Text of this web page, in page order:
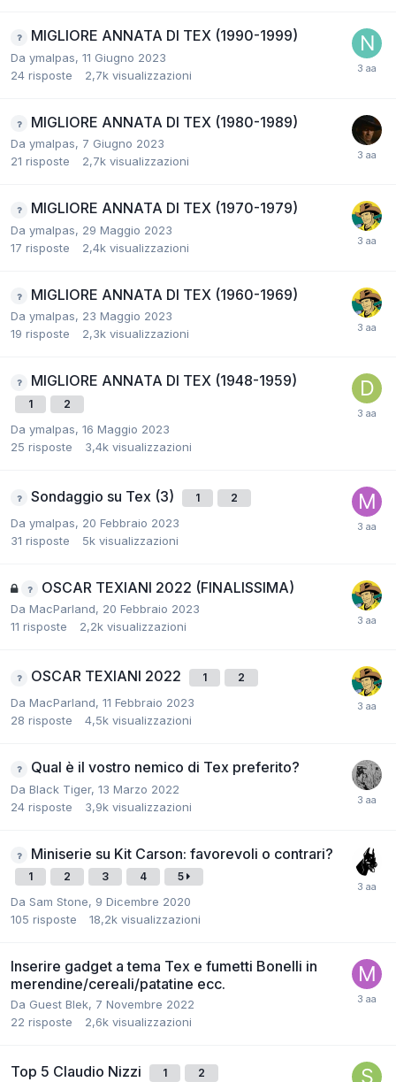
MIGLIORE ANNATA DI TEX (1990-1999)
Da ymalpas, 11 Giugno 2023
24 risposte 2,7k visualizzazioni
MIGLIORE ANNATA DI TEX (1980-1989)
Da ymalpas, 7 Giugno 2023
21 risposte 2,7k visualizzazioni
MIGLIORE ANNATA DI TEX (1970-1979)
Da ymalpas, 29 Maggio 2023
17 risposte 2,4k visualizzazioni
MIGLIORE ANNATA DI TEX (1960-1969)
Da ymalpas, 23 Maggio 2023
19 risposte 2,3k visualizzazioni
MIGLIORE ANNATA DI TEX (1948-1959)
1 2
Da ymalpas, 16 Maggio 2023
25 risposte 3,4k visualizzazioni
Sondaggio su Tex (3) 1 2
Da ymalpas, 20 Febbraio 2023
31 risposte 5k visualizzazioni
OSCAR TEXIANI 2022 (FINALISSIMA)
Da MacParland, 20 Febbraio 2023
11 risposte 2,2k visualizzazioni
OSCAR TEXIANI 2022 1 2
Da MacParland, 11 Febbraio 2023
28 risposte 4,5k visualizzazioni
Qual è il vostro nemico di Tex preferito?
Da Black Tiger, 13 Marzo 2022
24 risposte 3,9k visualizzazioni
Miniserie su Kit Carson: favorevoli o contrari?
1 2 3 4 5
Da Sam Stone, 9 Dicembre 2020
105 risposte 18,2k visualizzazioni
Inserire gadget a tema Tex e fumetti Bonelli in
merendine/cereali/patatine ecc.
Da Guest Blek, 7 Novembre 2022
22 risposte 2,6k visualizzazioni
Top 5 Claudio Nizzi 1 2